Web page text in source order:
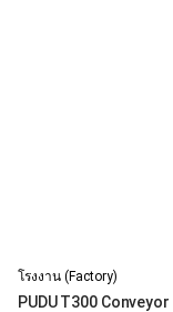
โรงงาน (Factory)
PUDU T300